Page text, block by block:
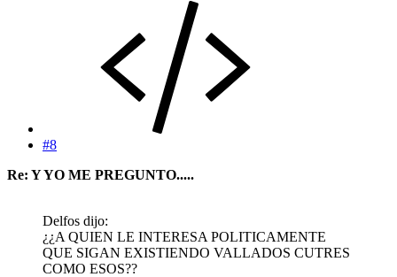
#8
Re: Y YO ME PREGUNTO.....
Delfos dijo:
¿¿A QUIEN LE INTERESA POLITICAMENTE
QUE SIGAN EXISTIENDO VALLADOS CUTRES
COMO ESOS??